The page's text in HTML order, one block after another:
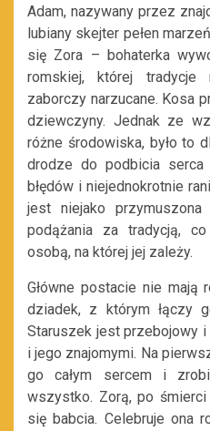
Adam, nazywany przez
lubiany skejter pełen
się Zora – bohaterka
romskiej, której
zaborczy narzucane. Kosa
dziewczyny. Jednakze
różne środowiska, było to
drodze do podbicia serca
błędów i niejednokrotnie
jest niejako przymuszona
podążania za tradycją,
osobą, na której jej zależy.
Główne postacie nie mają
dziadek, z którym łączy
Staruszek jest przebojowy i
i jego znajomymi. Na
go całym sercem i
wszystko. Zorą, po śmierci
się babcia. Celebruje ona